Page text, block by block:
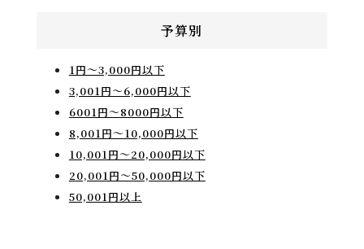
予算別
1円〜3,000円以下
3,001円〜6,000円以下
6001円～8000円以下
8,001円〜10,000円以下
10,001円〜20,000円以下
20,001円〜50,000円以下
50,001円以上